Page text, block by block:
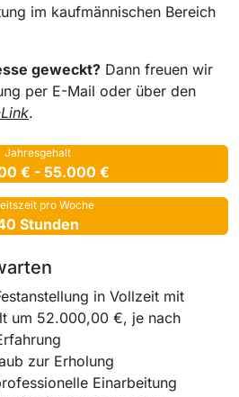
im kaufmännischen Bereich
geweckt? Dann freuen wir
per E-Mail oder über den
.
Jahresgehalt
€ - 55.000 €
pro Woche
Stunden
in Vollzeit mit
um 52.000,00 €, je nach
zur Erholung
Einarbeitung